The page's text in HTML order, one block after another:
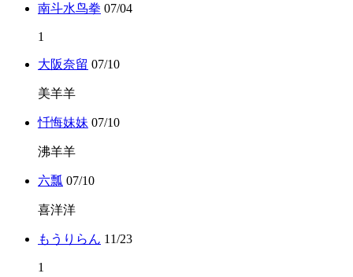
南斗水鸟拳 07/04
1
大阪奈留 07/10
美羊羊
忏悔妹妹 07/10
沸羊羊
六瓢 07/10
喜洋洋
もうりらん 11/23
1